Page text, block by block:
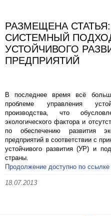
РАЗМЕЩЕНА
СИСТЕМНЫЙ
УСТОЙЧИВОГО
ПРЕДПРИЯТИЙ
В последнее время всё
проблеме управления
производства, что
экологического фактора и
по обеспечению развития
предприятий в соответствии с
устойчивого развития (УР) и
страны.
Продолжение доступно по ссылке
18.07.2013